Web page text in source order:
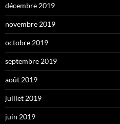
décembre 2019
novembre 2019
octobre 2019
septembre 2019
août 2019
juillet 2019
juin 2019